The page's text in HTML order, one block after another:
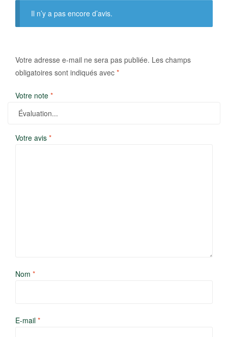
Il n’y a pas encore d’avis.
Votre adresse e-mail ne sera pas publiée. Les champs
obligatoires sont indiqués avec *
Votre note *
Votre avis *
Nom *
E-mail *